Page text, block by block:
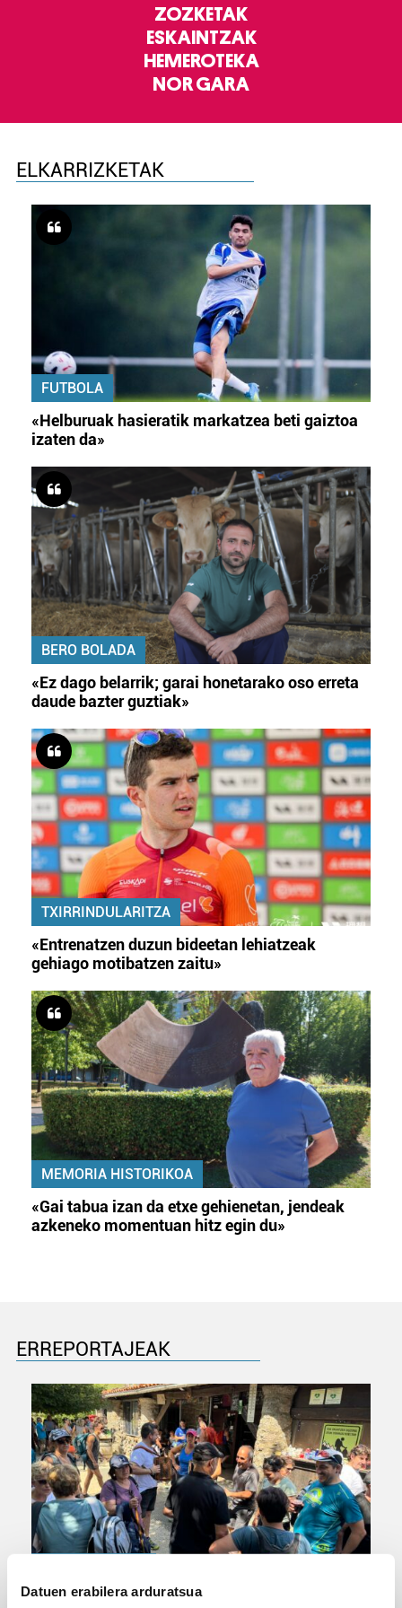
Datuen erabilera arduratsua
ZOZKETAK
ESKAINTZAK
HEMEROTEKA
NOR GARA
ELKARRIZKETAK
FUTBOLA
«Helburuak hasieratik markatzea beti gaiztoa
izaten da»
BERO BOLADA
«Ez dago belarrik; garai honetarako oso erreta
daude bazter guztiak»
TXIRRINDULARITZA
«Entrenatzen duzun bideetan lehiatzeak
gehiago motibatzen zaitu»
MEMORIA HISTORIKOA
«Gai tabua izan da etxe gehienetan, jendeak
azkeneko momentuan hitz egin du»
ERREPORTAJEAK
Urbiako zelaiak erromeria leku